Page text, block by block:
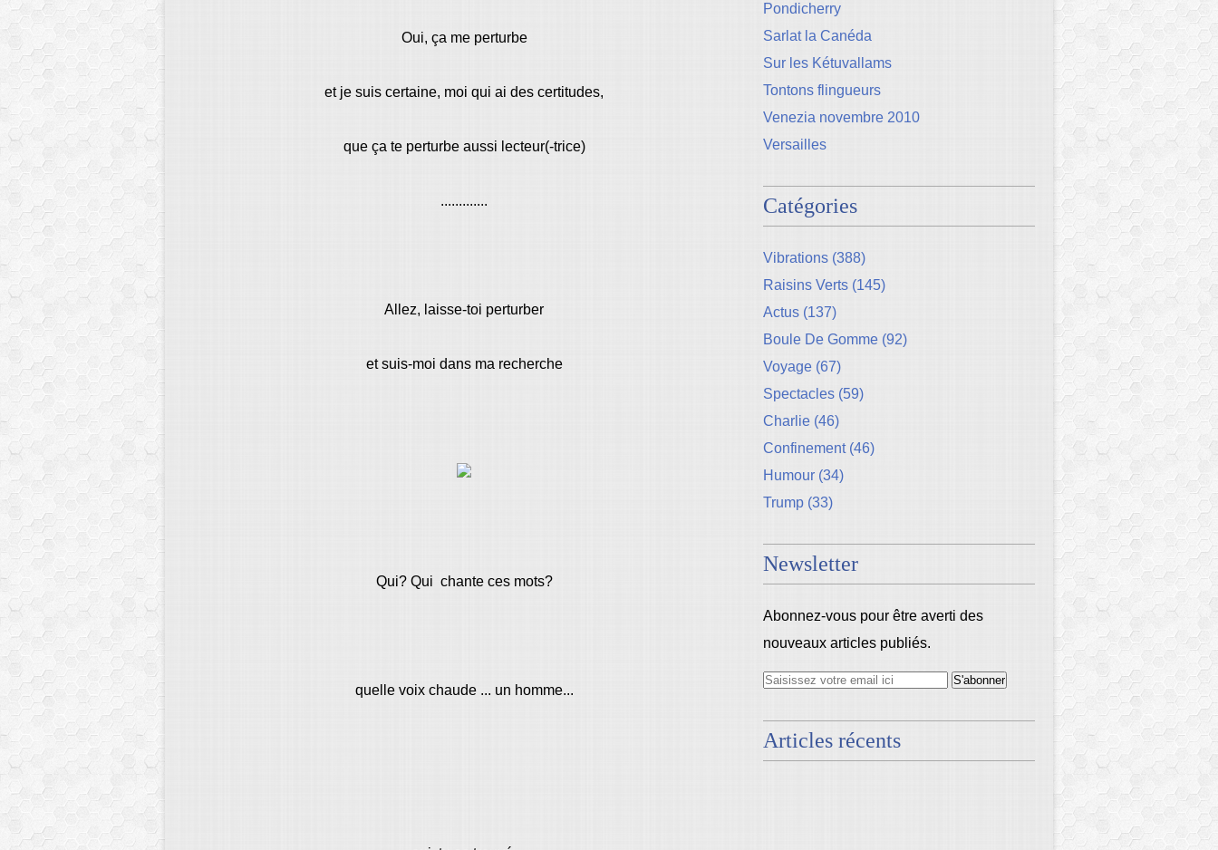
Oui, ça me perturbe
et je suis certaine, moi qui ai des certitudes,
que ça te perturbe aussi lecteur(-trice)
.............
Allez, laisse-toi perturber
et suis-moi dans ma recherche
Qui? Qui chante ces mots?
quelle voix chaude ... un homme...
Pondicherry
Sarlat la Canéda
Sur les Kétuvallams
Tontons flingueurs
Venezia novembre 2010
Versailles
Catégories
Vibrations (388)
Raisins Verts (145)
Actus (137)
Boule De Gomme (92)
Voyage (67)
Spectacles (59)
Charlie (46)
Confinement(46)
Humour (34)
Trump (33)
Newsletter
Abonnez-vous pour être averti des
nouveaux articles publiés.
Articles récents